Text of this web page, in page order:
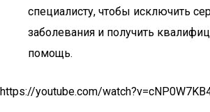
специалисту, чтобы исключить
заболевания и получить
помощь.
https://youtube.com/